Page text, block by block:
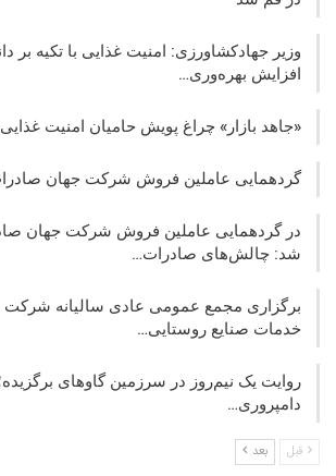
وزیر جهادکشاورزی: امنیت غذایی با تکیه بر
افزایش بهره‌وری…
«جاهد بازار» چراغ پویش حامیان امنیت
گردهمایی عاملین فروش شرکت جهان
در گردهمایی عاملین فروش شرکت جهان
شد: چالش‌های صادرات…
برگزاری مجمع عمومی عادی سالیانه شرکت
خدمات صنایع روستایی…
روایت یک نیم‌روز در سرزمین گاوهای
دامپروری…
قبل بعد